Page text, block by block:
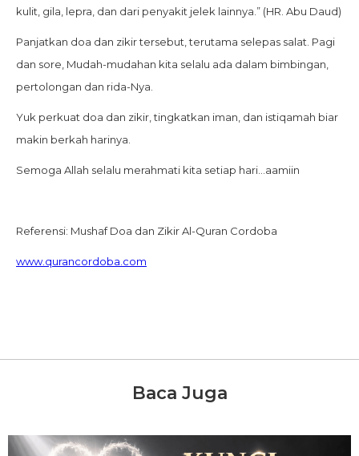
kulit, gila, lepra, dan dari penyakit jelek lainnya.” (HR. Abu Daud)
Panjatkan doa dan zikir tersebut, terutama selepas salat. Pagi
dan sore, Mudah-mudahan kita selalu ada dalam bimbingan,
pertolongan dan rida-Nya.
Yuk perkuat doa dan zikir, tingkatkan iman, dan istiqamah biar
makin berkah harinya.
Semoga Allah selalu merahmati kita setiap hari…aamiin
Referensi: Mushaf Doa dan Zikir Al-Quran Cordoba
www.qurancordoba.com
Baca Juga